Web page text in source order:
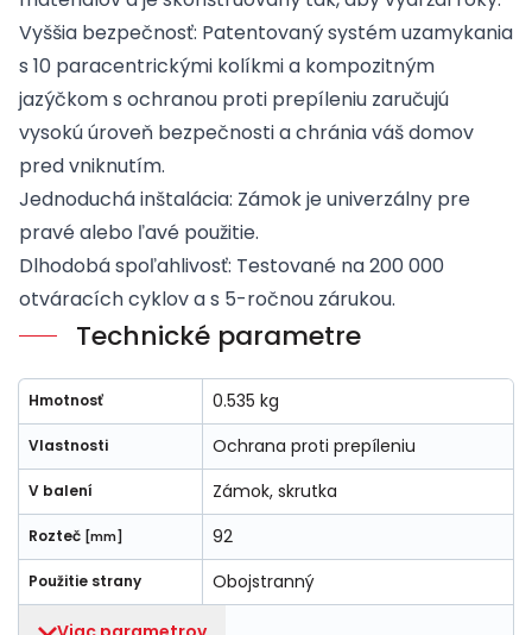
Vyššia bezpečnosť: Patentovaný systém uzamykania
s 10 paracentrickými kolíkmi a kompozitným
jazýčkom s ochranou proti prepíleniu zaručujú
vysokú úroveň bezpečnosti a chránia váš domov
pred vniknutím.
Jednoduchá inštalácia: Zámok je univerzálny pre
pravé alebo ľavé použitie.
Dlhodobá spoľahlivosť: Testované na 200 000
otváracích cyklov a s 5-ročnou zárukou.
Technické parametre
Hmotnosť 0.535 kg
Vlastnosti Ochrana proti prepíleniu
V balení Zámok, skrutka
Rozteč [mm] 92
Použitie strany Obojstranný